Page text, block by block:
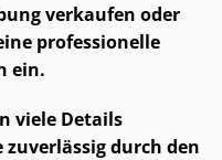
verkaufen oder
professionelle
ein.
viele Details
zuverlässig durch den